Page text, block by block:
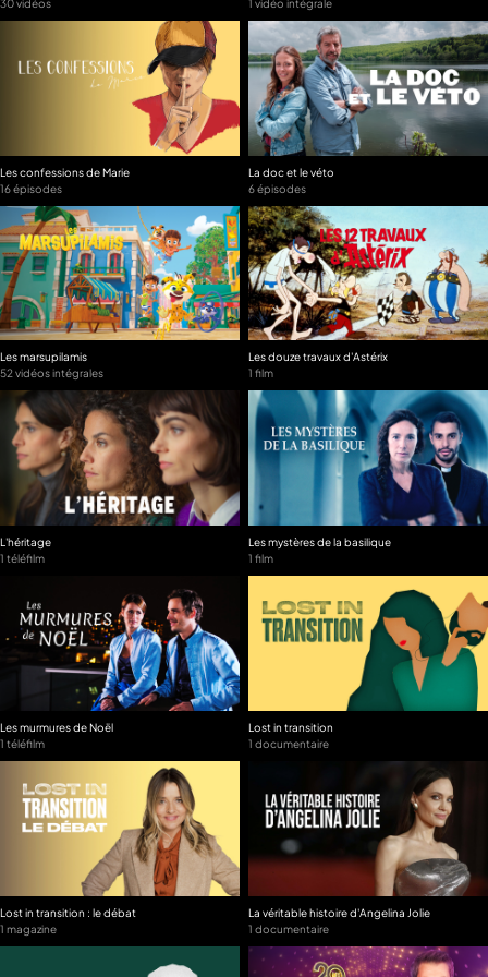
30 vidéos
1 vidéo intégrale
Les confessions de Marie
16 épisodes
La doc et le véto
6 épisodes
Les marsupilamis
52 vidéos intégrales
Les douze travaux d'Astérix
1 film
L'héritage
1 téléfilm
Les mystères de la basilique
1 film
Les murmures de Noël
1 téléfilm
Lost in transition
1 documentaire
Lost in transition : le débat
1 magazine
La véritable histoire d'Angelina Jolie
1 documentaire